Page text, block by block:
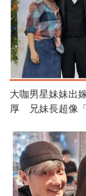
大咖男星妹妹出
厚 兄妹長超像